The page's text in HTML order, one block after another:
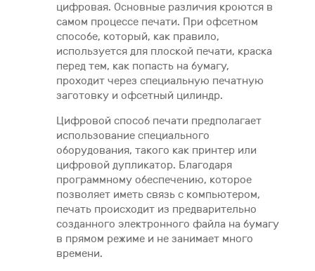
цифровая. Основные различия кроются в
самом процессе печати. При офсетном
способе, который, как правило,
используется для плоской печати, краска
перед тем, как попасть на бумагу,
проходит через специальную печатную
заготовку и офсетный цилиндр.
Цифровой способ печати предполагает
использование специального
оборудования, такого как принтер или
цифровой дупликатор. Благодаря
программному обеспечению, которое
позволяет иметь связь с компьютером,
печать происходит из предварительно
созданного электронного файла на бумагу
в прямом режиме и не занимает много
времени.